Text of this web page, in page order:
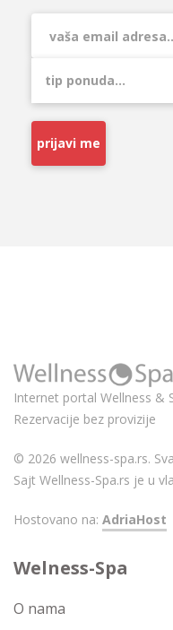
prijavi me
Internet portal Wellness &
Rezervacije bez provizije
© 2026 wellness-spa.rs.
Sajt Wellness-Spa.rs je u
Hostovano na: AdriaHost
Welness-Spa
O nama